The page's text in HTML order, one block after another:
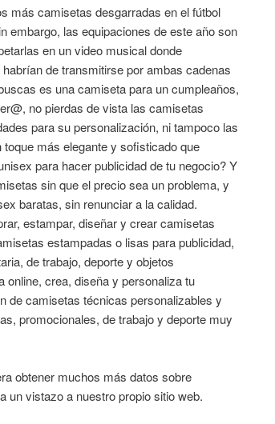
más camisetas desgarradas en el fútbol
embargo, las equipaciones de este año son
en un video musical donde
de transmitirse por ambas cadenas
es una camiseta para un cumpleaños,
no pierdas de vista las camisetas
para su personalización, ni tampoco las
más elegante y sofisticado que
para hacer publicidad de tu negocio? Y
sin que el precio sea un problema, y
baratas, sin renunciar a la calidad.
estampar, diseñar y crear camisetas
estampadas o lisas para publicidad,
de trabajo, deporte y objetos
crea, diseña y personaliza tu
de camisetas técnicas personalizables y
promocionales, de trabajo y deporte muy
obtener muchos más datos sobre
un vistazo a nuestro propio sitio web.